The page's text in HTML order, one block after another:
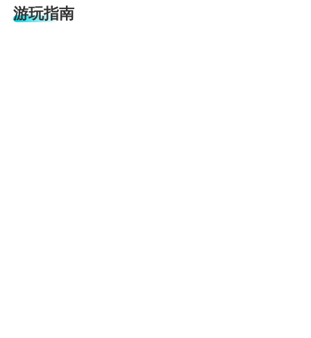
游玩指南